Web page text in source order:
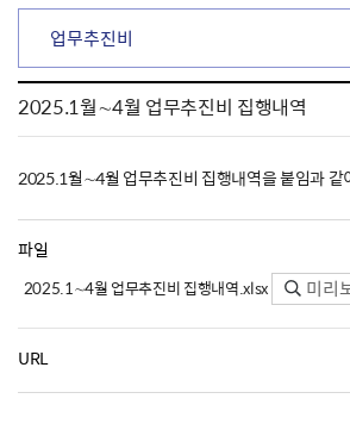
업무추진비
2025.1월∼4월 업무추진비 집행내역
2025.1월∼4월 업무추진비 집행내역을 붙임과 같
파일
2025.1∼4월 업무추진비 집행내역.xlsx 미리
URL